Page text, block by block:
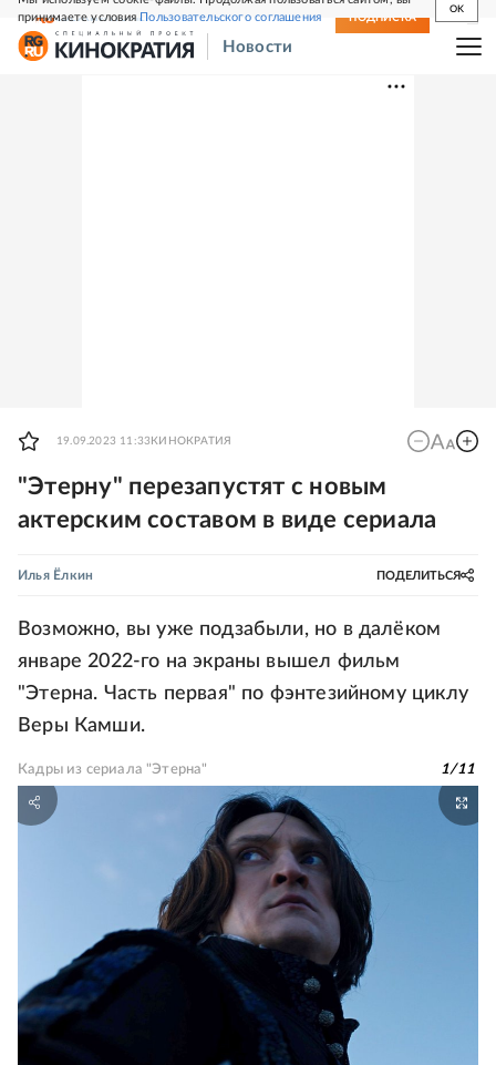
принимаете условияПользовательского соглашения
OK
СВЕЖИЙ НОМЕР ПОДПИСКА
Новости
19.09.2023 11:33 КИНОКРАТИЯ
"Этерну" перезапустят с новым
актерским составом в виде сериала
Илья Ёлкин ПОДЕЛИТЬСЯ
Возможно, вы уже подзабыли, но в далёком
январе 2022-го на экраны вышел фильм
"Этерна. Часть первая" по фэнтезийному циклу
Веры Камши.
Кадры из сериала "Этерна" 1/11